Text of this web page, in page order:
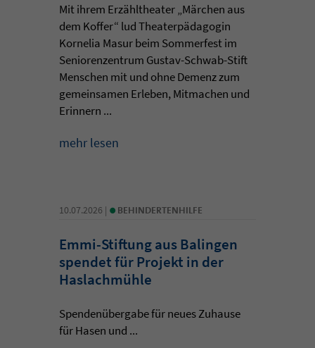
Mit ihrem Erzähltheater „Märchen aus
dem Koffer“ lud Theaterpädagogin
Kornelia Masur beim Sommerfest im
Seniorenzentrum Gustav-Schwab-Stift
Menschen mit und ohne Demenz zum
gemeinsamen Erleben, Mitmachen und
Erinnern ...
mehr lesen
10.07.2026 | • BEHINDERTENHILFE
Emmi-Stiftung aus Balingen
spendet für Projekt in der
Haslachmühle
Spendenübergabe für neues Zuhause
für Hasen und ...